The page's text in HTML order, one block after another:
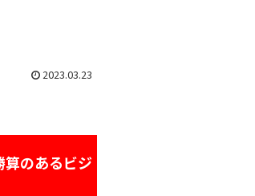
2023.03.23
のあるビジ